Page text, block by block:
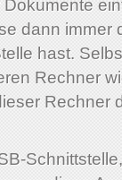
dann immer
hast.
Rechner
Rechner